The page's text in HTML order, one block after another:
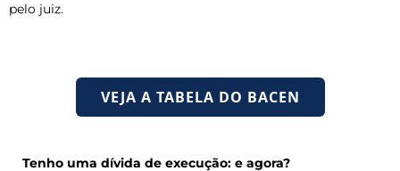
pelo juiz.
VEJA A TABELA DO BACEN
Tenho uma dívida de execução: e agora?